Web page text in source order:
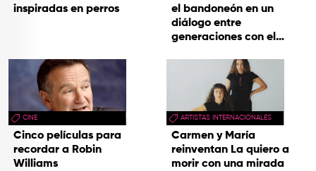
inspiradas en perros
CINE
Cinco películas para
recordar a Robin
Williams
el bandoneón en un
diálogo entre
generaciones con el
hecho cenizas
ARTISTAS INTERNACIONALES
Carmen y María
reinventan La quiero a
morir con una mirada